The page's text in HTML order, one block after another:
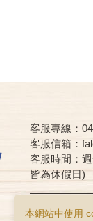
客服專線：
客服信箱：
客服時間：
皆為休假日)
Copyright ©
本網站中使用